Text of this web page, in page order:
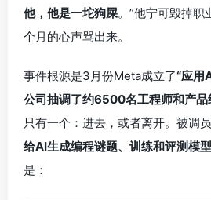
他，他是一坨狗屎。”他宁可毁掉职
个月的心声骂出来。
事件根源是3月份Meta成立了“应用
公司抽调了约6500名工程师和产品
只有一个：进去，或者离开。被调
给AI生成编程谜题、训练和评测模型
是：